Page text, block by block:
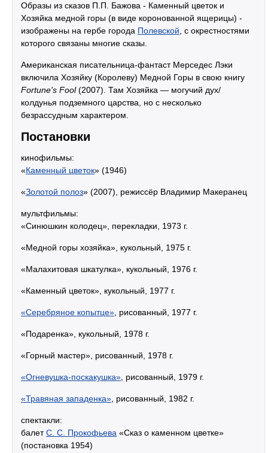
Образы из сказов П.П. Бажова - Каменный цветок и
Хозяйка медной горы (в виде коронованной ящерицы) -
изображены на гербе города Полевской , с окрестностями
которого связаны многие сказы.
Американская писательница-фантаст Мерседес Лэки
включила Хозяйку (Королеву) Медной Горы в свою книгу
Fortune's Fool(2007). Там Хозяйка — могучий дух/
колдунья подземного царства, но с несколько
безрассудным характером.
Постановки
кинофильмы:
«Каменный цветок» (1946)
«Золотой полоз» (2007), режиссёр Владимир Макеранец
мультфильмы:
«Синюшкин колодец», перекладки, 1973 г.
«Медной горы хозяйка», кукольный, 1975 г.
«Малахитовая шкатулка», кукольный, 1976 г.
«Каменный цветок», кукольный, 1977 г.
«Серебряное копытце» , рисованный, 1977 г.
«Подаренка», кукольный, 1978 г.
«Горный мастер», рисованный, 1978 г.
«Огневушка-поскакушка» , рисованный, 1979 г.
«Травяная западенка» , рисованный, 1982 г.
спектакли:
балетС. С. Прокофьева «Сказ о каменном цветке»
(постановка 1954)